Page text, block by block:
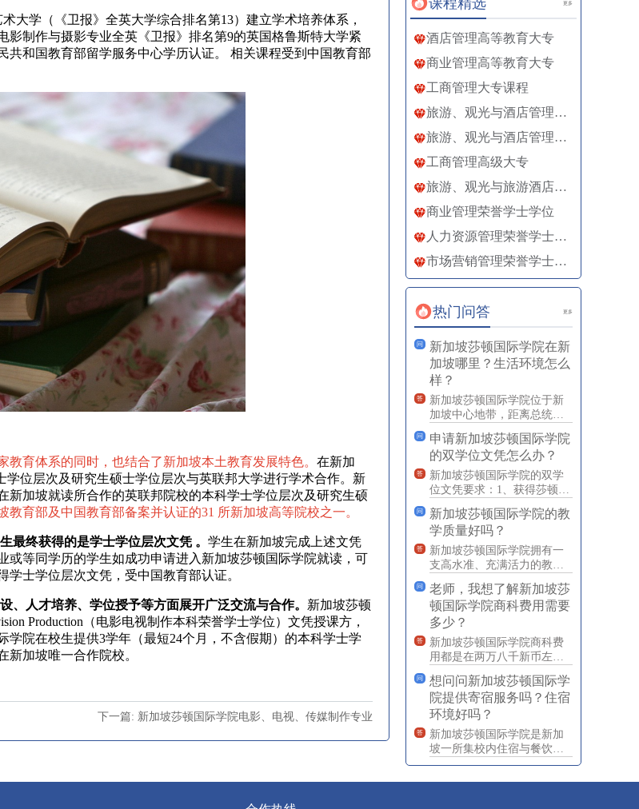
学（《卫报》全英大学综合排名第13）建立学术培养体系，
制作与摄影专业全英《卫报》排名第9的英国格鲁斯特大学紧
和国教育部留学服务中心学历认证。 相关课程受到中国教育部
育体系的同时，也结合了新加坡本土教育发展特色。 在新加
位层次及研究生硕士学位层次与英联邦大学进行学术合作。新
加坡就读所合作的英联邦院校的本科学士学位层次及研究生硕
教育部及中国教育部备案并认证的31 所新加坡高等院校之一。
最终获得的是学士学位层次文凭 。 学生在新加坡完成上述文凭
等同学历的学生如成功申请进入新加坡莎顿国际学院就读，可
士学位层次文凭，受中国教育部认证。
、人才培养、学位授予等方面展开广泛交流与合作。 新加坡莎顿
Production（电影电视制作本科荣誉学士学位）文凭授课方，
院在校生提供3学年（最短24个月，不含假期）的本科学士学
加坡唯一合作院校。
下一篇: 新加坡莎顿国际学院电影、电视、传媒制作专业
课程精选
酒店管理高等教育大专
商业管理高等教育大专
工商管理大专课程
旅游、观光与酒店管理大专
旅游、观光与酒店管理高级大专
工商管理高级大专
旅游、观光与旅游酒店管理荣誉学士学位
商业管理荣誉学士学位
人力资源管理荣誉学士学位
市场营销管理荣誉学士学位
更多
热门问答
问
新加坡莎顿国际学院在新
加坡哪里？生活环境怎么
样？
答
新加坡莎顿国际学院位于新
加坡中心地带，距离总统府
仅10分钟车程，坐落于风景
静雅、玉树葱葱的花柏山脚
下
问
申请新加坡莎顿国际学院
的双学位文凭怎么办？
答
新加坡莎顿国际学院的双学
位文凭要求：1、获得莎顿国
际学院双证书或2、最少12年
的正规教育（高二以上）
问
新加坡莎顿国际学院的教
学质量好吗？
答
新加坡莎顿国际学院拥有一
支高水准、充满活力的教职
工队伍，同时，本校的课程
质量由英国斯坦福德郡立大
学把
问
老师，我想了解新加坡莎
顿国际学院商科费用需要
多少？
答
新加坡莎顿国际学院商科费
用都是在两万八千新币左
右。
问
想问问新加坡莎顿国际学
院提供寄宿服务吗？住宿
环境好吗？
答
新加坡莎顿国际学院是新加
坡一所集校内住宿与餐饮为
一体的寄宿制中学。莎顿宿
更多